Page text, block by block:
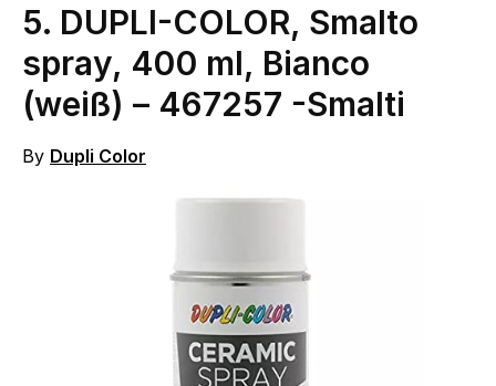
5. DUPLI-COLOR, Smalto
spray, 400 ml, Bianco
(weiß) – 467257 -Smalti
By Dupli Color